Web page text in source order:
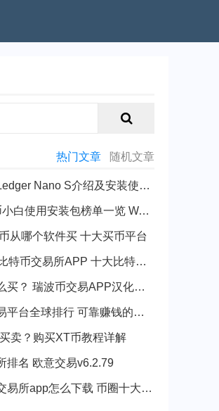
热门文章 随机文章
硬件钱包Ledger Nano S介绍及安装使用教程
WAVES币小白使用安装包榜单一览 WAVES安币装包免费正规十大盘点
从哪个软件买 十大买币平台
最火10大比特币交易所APP 十大比特币量化交易所排行
瑞波币怎么买？ 瑞波币交易APP汉化版v3.5.8
区块链交易平台全球排行 可靠赚钱的区块链app
卖？购买XT币教程详解
排名 欧意交易v6.2.79
币圈十大交易所app怎么下载 币圈十大交易所app下载网站最新